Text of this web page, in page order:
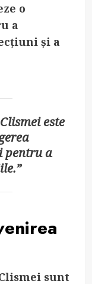
o
a
și a
este
pentru a
sunt